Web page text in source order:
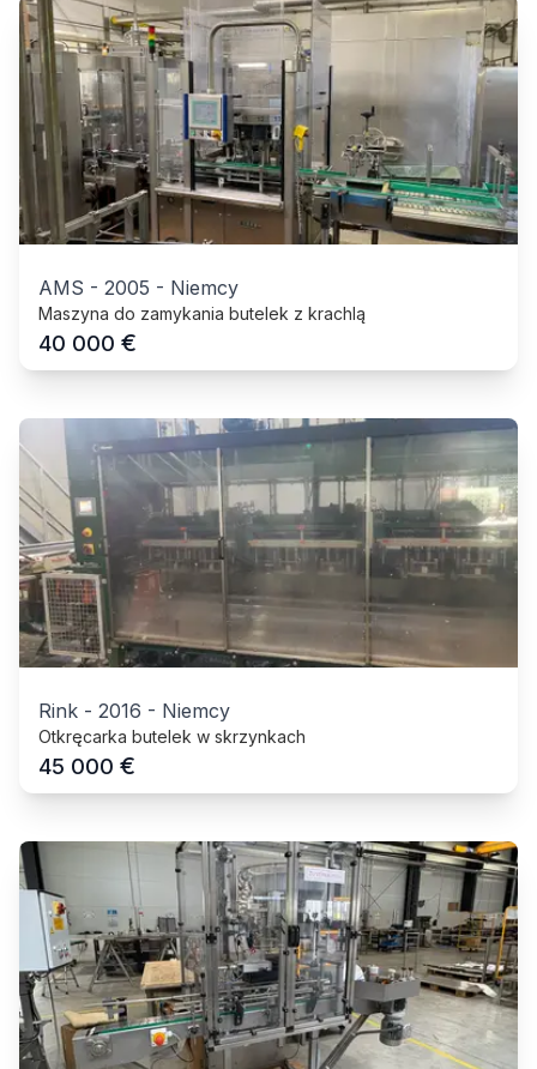
AMS - 2005 - Niemcy
Maszyna do zamykania butelek z krachlą
40 000 €
Rink - 2016 - Niemcy
Otkręcarka butelek w skrzynkach
45 000 €